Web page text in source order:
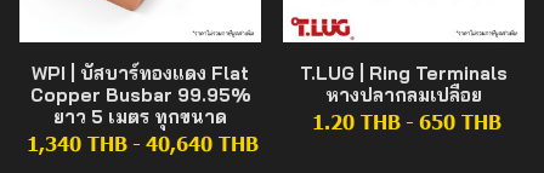
WPI | บัสบาร์ทองแดง Flat
Copper Busbar 99.95%
ยาว 5 เมตร ทุกขนาด
1,340 THB - 40,640 THB
T.LUG | Ring Terminals
หางปลากลมเปลือย
1.20 THB - 650 THB